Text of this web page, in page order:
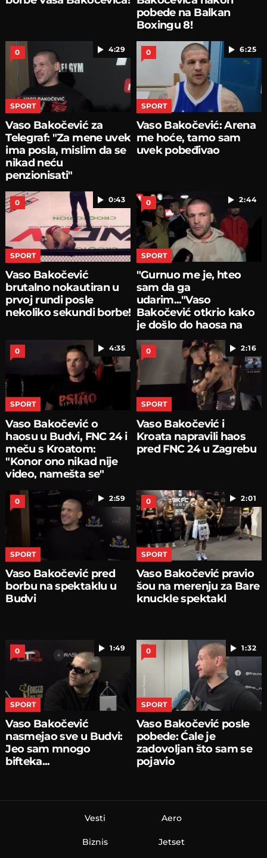
pobede na Balkan
Boxingu 8!
4:29
0
SPORT
Vaso Bakočević za
Telegraf: "Za mene uvek
ima posla, mislim da se
nikad neću
penzionisati"
6:25
0
SPORT
Vaso Bakočević: Arena
me hoće, tamo sam
uvek pobeđivao
0:43
0
SPORT
Vaso Bakočević
brutalno nokautiran u
prvoj rundi posle
nekoliko sekundi borbe!
2:44
0
SPORT
"Gurnuo me je, hteo
sam da ga
udarim..."Vaso
Bakočević otkrio kako
je došlo do haosa na
merenju
4:35
0
SPORT
Vaso Bakočević o
haosu u Budvi, FNC 24 i
meču s Kroatom:
"Konor ono nikad nije
video, namešta se"
2:16
0
SPORT
Vaso Bakočević i
Kroata napravili haos
pred FNC 24 u Zagrebu
2:59
0
SPORT
Vaso Bakočević pred
borbu na spektaklu u
Budvi
2:01
0
SPORT
Vaso Bakočević pravio
šou na merenju za Bare
knuckle spektakl
1:49
0
SPORT
Vaso Bakočević
nasmejao sve u Budvi:
Jeo sam mnogo
bifteka...
1:32
0
SPORT
Vaso Bakočević posle
pobede: Ćale je
zadovoljan što sam se
pojavio
Vesti
Biznis
Aero
Jetset